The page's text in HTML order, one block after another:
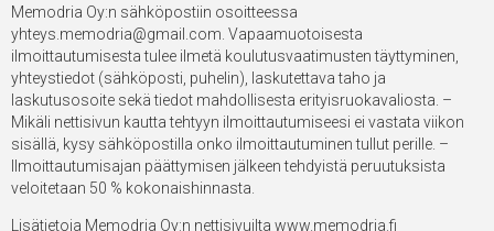
Memodria Oy:n sähköpostiin osoitteessa
yhteys.memodria@gmail.com . Vapaamuotoisesta
ilmoittautumisesta tulee ilmetä koulutusvaatimusten täyttyminen,
yhteystiedot (sähköposti, puhelin), laskutettava taho ja
laskutusosoite sekä tiedot mahdollisesta erityisruokavaliosta. –
Mikäli nettisivun kautta tehtyyn ilmoittautumiseesi ei vastata viikon
sisällä, kysy sähköpostilla onko ilmoittautuminen tullut perille. –
Ilmoittautumisajan päättymisen jälkeen tehdyistä peruutuksista
veloitetaan 50 % kokonaishinnasta.
Lisätietoja Memodria Oy:n nettisivuilta www.memodria.fi